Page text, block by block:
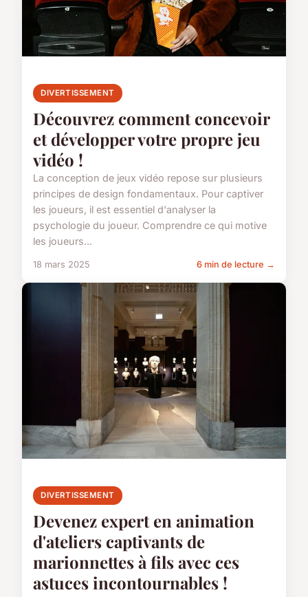
DIVERTISSEMENT
Découvrez comment concevoir
et développer votre propre jeu
vidéo !
La conception de jeux vidéo repose sur plusieurs
principes de design fondamentaux. Pour captiver
les joueurs, il est essentiel d'analyser la
psychologie du joueur. Comprendre ce qui motive
les joueurs...
18 mars 2025 6 min de lecture →
DIVERTISSEMENT
Devenez expert en animation
d'ateliers captivants de
marionnettes à fils avec ces
astuces incontournables !